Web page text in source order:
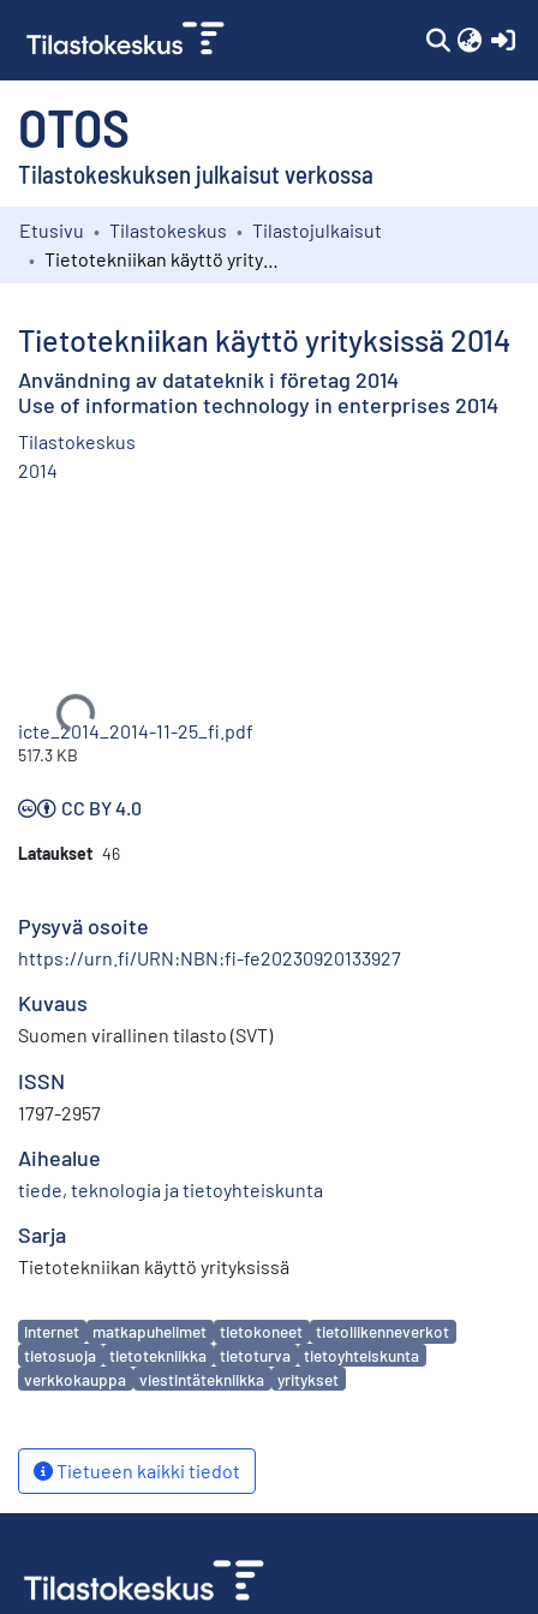
OTOS
Tilastokeskuksen julkaisut verkossa
Kokoelmat
Etusivu Tilastokeskus
Tilastojulkaisut
Tietotekniikan käyttö yrityksissä 2014
Användning av datateknik i företag 2014
Use of information technology in enterprises 2014
Tilastokeskus
2014
Ladataan...
icte_2014_2014-11-25_fi.pdf
517.3 KB
CC BY 4.0
Lataukset 46
Pysyvä osoite
https://urn.fi/URN:NBN:fi-fe20230920133927
Kuvaus
Suomen virallinen tilasto (SVT)
ISSN
1797-2957
Aihealue
tiede, teknologia ja tietoyhteiskunta
Sarja
Tietotekniikan käyttö yrityksissä
Avainsanat
internet matkapuhelimet tietokoneet
tietoliikenneverkot
tietosuoja
tietotekniikka tietoturva
tietoyhteiskunta
verkkokauppa
viestintätekniikka yritykset
Tietueen kaikki tiedot